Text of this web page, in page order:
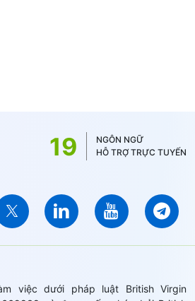
19
NGÔN NGỮ
HỖ TRỢ TRỰC TUYẾN
làm việc dưới pháp luật British Virgin